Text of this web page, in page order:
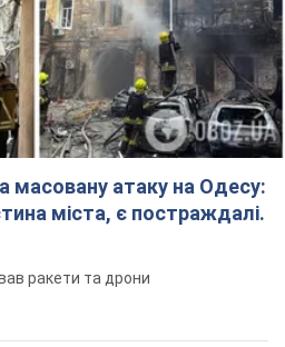
масовану атаку на Одесу:
міста, є постраждалі.
ракети та дрони